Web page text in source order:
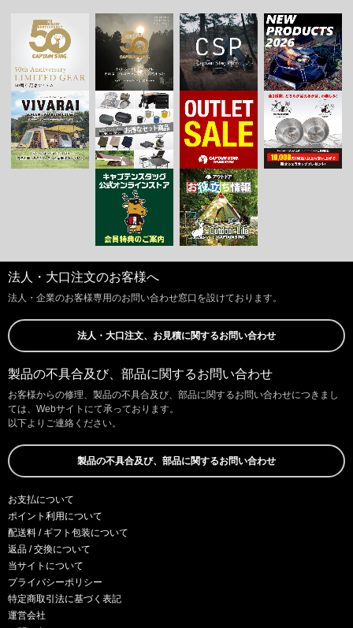
法人・大口注文のお客様へ
法人・企業のお客様専用のお問い合わせ窓口を設けております。
法人・大口注文、お見積に関するお問い合わせ
製品の不具合及び、部品に関するお問い合わせ
お客様からの修理、製品の不具合及び、部品に関するお問い合わせにつきまし
ては、Webサイトにて承っております。
以下よりご連絡ください。
製品の不具合及び、部品に関するお問い合わせ
お支払について
ポイント利用について
配送料 / ギフト包装について
返品 / 交換について
当サイトについて
プライバシーポリシー
特定商取引法に基づく表記
運営会社